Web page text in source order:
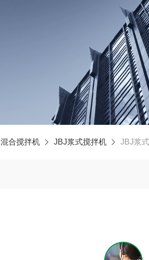
混合搅拌机 JBJ浆式搅拌机 JBJ浆